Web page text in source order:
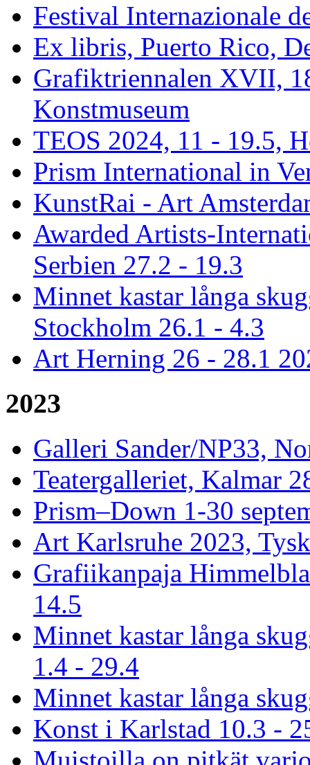
Festival Internazionale
Ex libris, Puerto Rico,
Grafiktriennalen XVII,
Konstmuseum
TEOS 2024, 11 - 19.5,
Prism International in
KunstRai - Art
Awarded Artists-
Serbien 27.2 - 19.3
Minnet kastar långa
Stockholm 26.1 - 4.3
Art Herning 26 - 28.1
2023
Galleri Sander/NP33,
Teatergalleriet, Kalmar
Prism–Down 1-30
Art Karlsruhe 2023,
Grafiikanpaja
14.5
Minnet kastar långa
1.4 - 29.4
Minnet kastar långa
Konst i Karlstad 10.3 -